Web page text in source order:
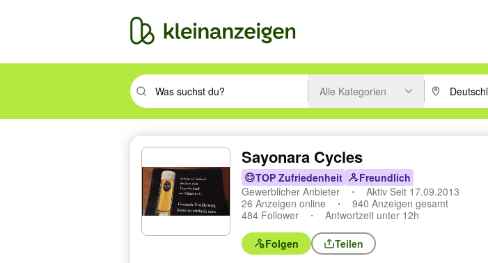
Suchbegriff eingeben. Eingabetaste drücken um zu suchen, oder Vorschläge
Alle Kategorien PLZ oder
Sayonara Cycles
TOP Zufriedenheit
Freundlich
Gewerblicher Anbieter
Aktiv Seit 17.09.2013
26 Anzeigen online
940 Anzeigen gesamt
484 Follower
Antwortzeit unter 12h
Folgen Teilen